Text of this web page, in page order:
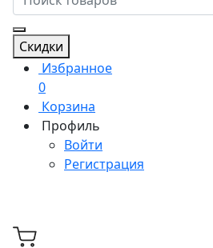
Скидки
Избранное
0
Корзина
Профиль
Войти
Регистрация